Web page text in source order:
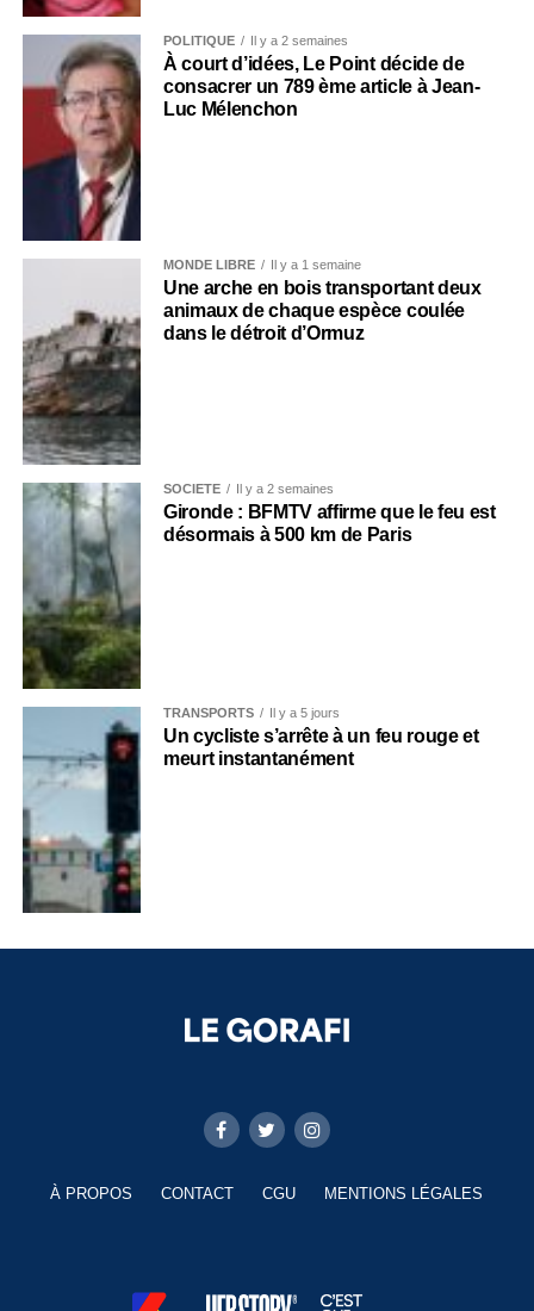
POLITIQUE Il y a 2 semaines
À court d’idées, Le Point décide de
consacrer un 789 ème article à Jean-
Luc Mélenchon
MONDE LIBRE Il y a 1 semaine
Une arche en bois transportant deux
animaux de chaque espèce coulée
dans le détroit d’Ormuz
SOCIÉTÉ Il y a 2 semaines
Gironde : BFMTV affirme que le feu est
désormais à 500 km de Paris
TRANSPORTS Il y a 5 jours
Un cycliste s’arrête à un feu rouge et
meurt instantanément
À PROPOS CONTACT CGU MENTIONS LÉGALES